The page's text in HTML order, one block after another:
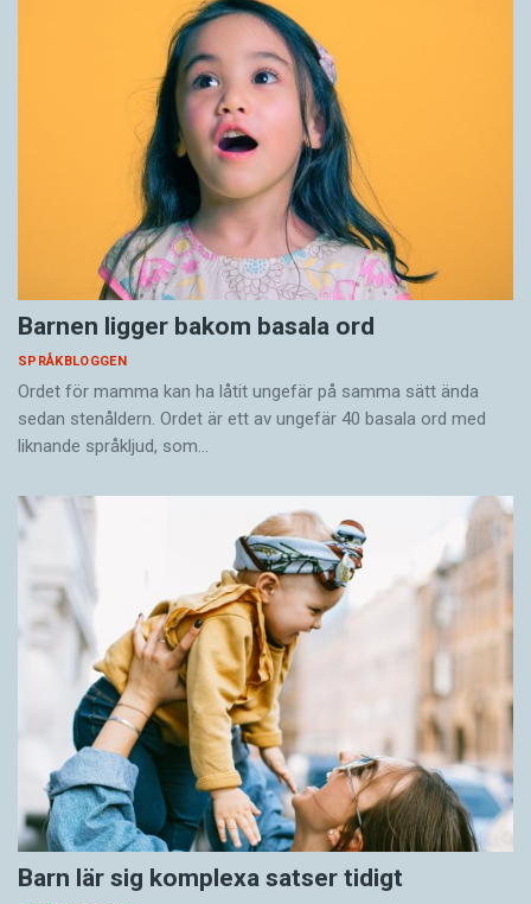
Barnen ligger bakom basala ord
SPRÅKBLOGGEN
Ordet för mamma kan ha låtit ungefär på samma sätt ända
sedan stenåldern. Ordet är ett av ungefär 40 basala ord med
liknande språkljud, som…
Barn lär sig komplexa satser tidigt